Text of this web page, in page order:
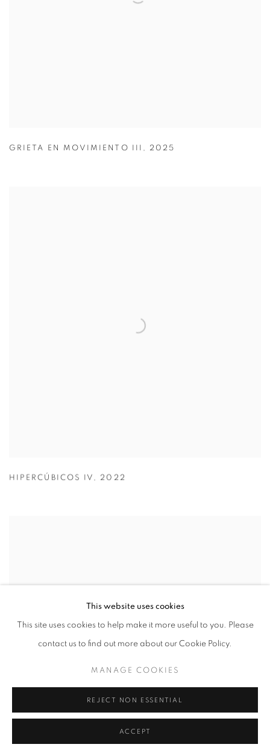
GRIETA EN MOVIMIENTO III , 2025
HIPERCÚBICOS IV , 2022
This website uses cookies
This site uses cookies to help make it more useful to you. Please
contact us to find out more about our Cookie Policy.
MANAGE COOKIES
REJECT NON ESSENTIAL
ACCEPT